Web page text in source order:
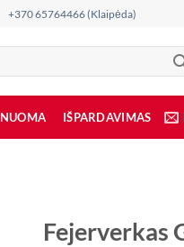
+370 65764466 (Klaipėda)
NUOMA IŠPARDAVIMAS
Fejerverkas